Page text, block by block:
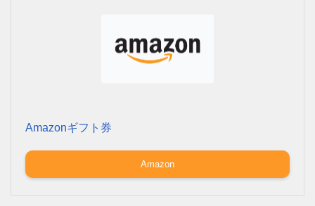
Amazonギフト券
Amazon